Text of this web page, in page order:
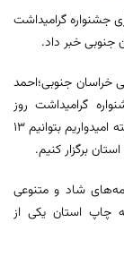
جشنواره گرامیداشت
جنوبی خبر داد.
خراسان جنوبی؛احمد
گرامیداشت روز
صنعت چاپ بیان داشت:طی برنامه‌ریزی‌های صورت گرفته امیدواریم بتوانیم ١٣
برگزار کنیم.
شاد و متنوعی
چاپ استان یکی از